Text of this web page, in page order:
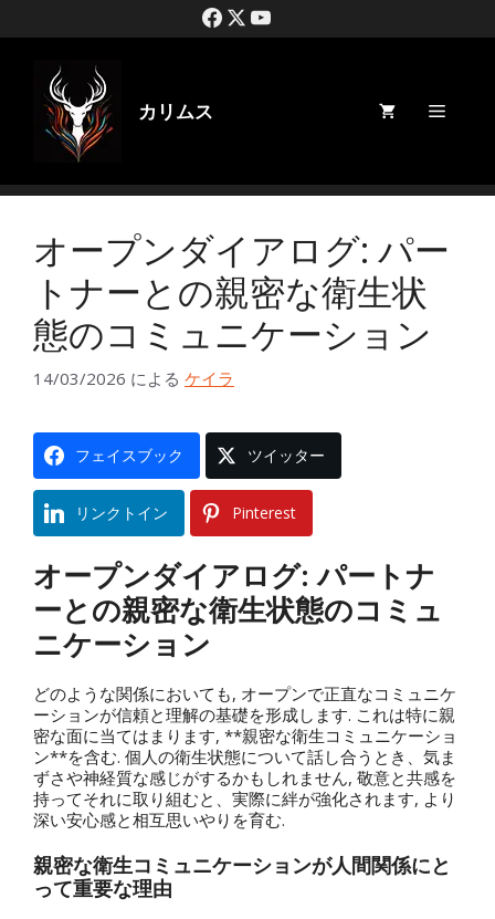
プ
カリムス メ
オープンダイアログ: パー
トナーとの親密な衛生状
態のコミュニケーション
14/03/2026 による ケイラ
フェイスブック ツイッター
リンクトイン Pinterest
オープンダイアログ: パートナ
ーとの親密な衛生状態のコミュ
ニケーション
どのような関係においても, オープンで正直なコミュニケ
ーションが信頼と理解の基礎を形成します. これは特に親
密な面に当てはまります, **親密な衛生コミュニケーショ
ン**を含む. 個人の衛生状態について話し合うとき、気ま
ずさや神経質な感じがするかもしれません, 敬意と共感を
持ってそれに取り組むと、実際に絆が強化されます, より
深い安心感と相互思いやりを育む.
親密な衛生コミュニケーションが人間関係にと
って重要な理由